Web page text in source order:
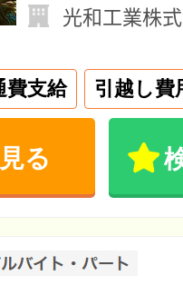
光和工業株
費支給 引越し費
る